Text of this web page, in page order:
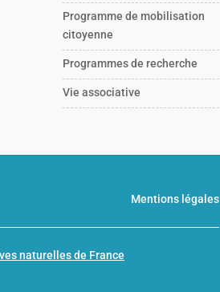
Programme de mobilisation
citoyenne
Programmes de recherche
Vie associative
Mentions légales
naturelles de France